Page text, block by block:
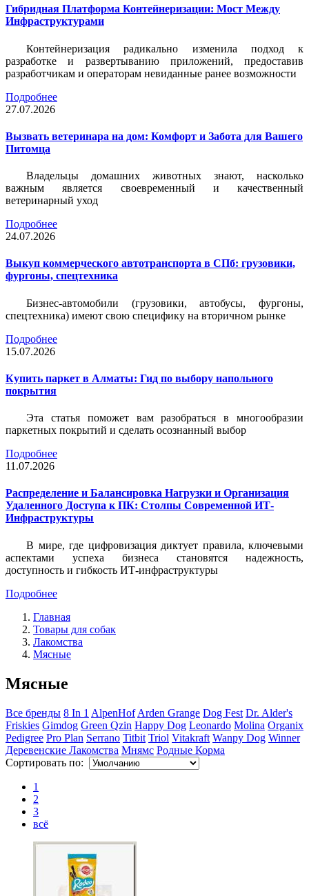
Гибридная Платформа Контейнеризации: Мост Между
Инфраструктурами
Контейнеризация радикально изменила подход к
разработке и развертыванию приложений, предоставив
разработчикам и операторам невиданные ранее возможности
Подробнее
27.07.2026
Вызвать ветеринара на дом: Комфорт и Забота для Вашего
Питомца
Владельцы домашних животных знают, насколько
важным является своевременный и качественный
ветеринарный уход
Подробнее
24.07.2026
Выкуп коммерческого автотранспорта в СПб: грузовики,
фургоны, спецтехника
Бизнес-автомобили (грузовики, автобусы, фургоны,
спецтехника) имеют свою специфику на вторичном рынке
Подробнее
15.07.2026
Купить паркет в Алматы: Гид по выбору напольного
покрытия
Эта статья поможет вам разобраться в многообразии
паркетных покрытий и сделать осознанный выбор
Подробнее
11.07.2026
Распределение и Балансировка Нагрузки и Организация
Удаленного Доступа к ПК: Столпы Современной ИТ-
Инфраструктуры
В мире, где цифровизация диктует правила, ключевыми
аспектами успеха бизнеса становятся надежность,
доступность и гибкость ИТ-инфраструктуры
Подробнее
Главная
Товары для собак
Лакомства
Мясные
Мясные
Все бренды 8 In 1 AlpenHof Arden Grange Dog Fest Dr. Alder's
Friskies Gimdog Green Qzin Happy Dog Leonardo Molina Organix
Pedigree Pro Plan Serrano Titbit Triol Vitakraft Wanpy Dog Winner
Деревенские Лакомства Мнямс Родные Корма
Сортировать по:
1
2
3
всё